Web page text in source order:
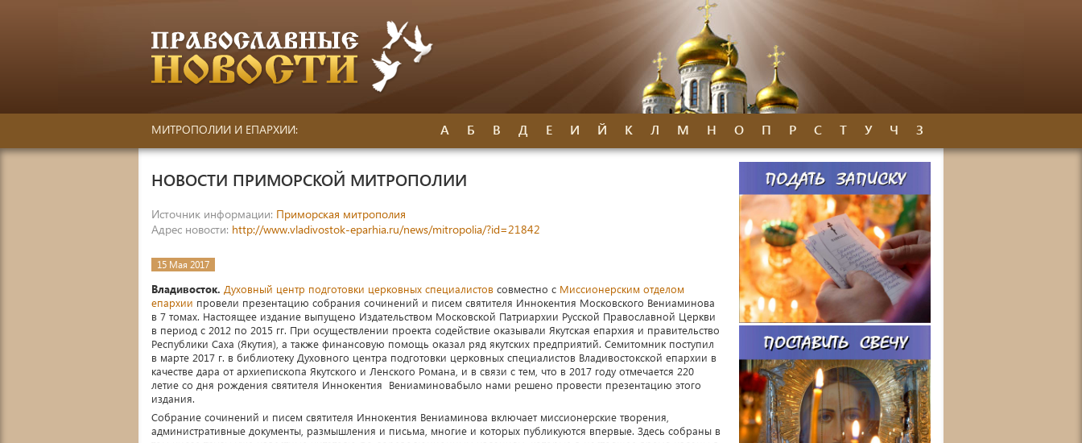
МИТРОПОЛИИ И ЕПАРХИИ: А Б В Д Е И Й К Л М Н О П Р С Т У Ч З
НОВОСТИ ПРИМОРСКОЙ МИТРОПОЛИИ
Источник информации: Приморская митрополия
Адрес новости: http://www.vladivostok-eparhia.ru/news/mitropolia/?id=21842
15 Мая 2017
Владивосток. Духовный центр подготовки церковных специалистов совместно с Миссионерским отделом
епархии провели презентацию собрания сочинений и писем святителя Иннокентия Московского Вениаминова
в 7 томах. Настоящее издание выпущено Издательством Московской Патриархии Русской Православной Церкви
в период с 2012 по 2015 гг. При осуществлении проекта содействие оказывали Якутская епархия и правительство
Республики Саха (Якутия), а также финансовую помощь оказал ряд якутских предприятий. Семитомник поступил
в марте 2017 г. в библиотеку Духовного центра подготовки церковных специалистов Владивостокской епархии в
качестве дара от архиепископа Якутского и Ленского Романа, и в связи с тем, что в 2017 году отмечается 220
летие со дня рождения святителя Иннокентия Вениаминовабыло нами решено провести презентацию этого
издания.
Собрание сочинений и писем святителя Иннокентия Вениаминова включает миссионерские творения,
административные документы, размышления и письма, многие и которых публикуются впервые. Здесь собраны в